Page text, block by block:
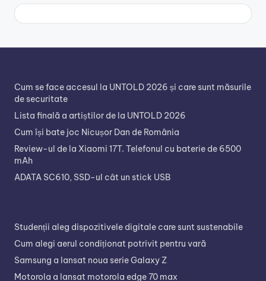
Cum se face accesul la UNTOLD 2026 și care sunt măsurile
de securitate
Lista finală a artiștilor de la UNTOLD 2026
Cum își bate joc Nicușor Dan de România
Review-ul de la Xiaomi 17T. Telefonul cu baterie de 6500
mAh
ADATA SC610, SSD-ul cât un stick USB
Studenții aleg dispozitivele digitale care sunt sustenabile
Cum alegi aerul condiționat potrivit pentru vară
Samsung a lansat noua serie Galaxy Z
Motorola a lansat motorola edge 70 max